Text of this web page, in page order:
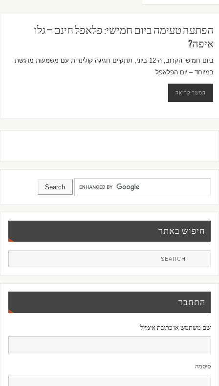
הפתעה טעימה ביום חמישי: פלאפל חינם – גלו
איפה?
ביום חמישי הקרוב, ה-12 ביוני, תתקיים חגיגה קולינרית עם משמעות מרגשת
במיוחד – יום הפלאפל
המשך קריאה
חיפוש באתר
התחבר
שם משתמש או כתובת אימייל
סיסמה